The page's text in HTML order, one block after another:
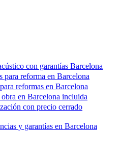
con garantías Barcelona
para reforma en Barcelona
reformas en Barcelona
en Barcelona incluida
con precio cerrado
y garantías en Barcelona